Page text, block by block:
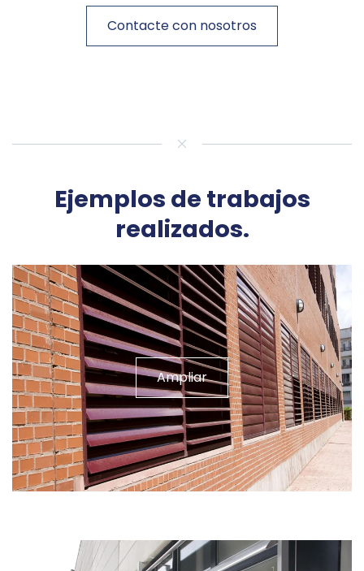
Contacte con nosotros
Ejemplos de trabajos
realizados.
Ampliar